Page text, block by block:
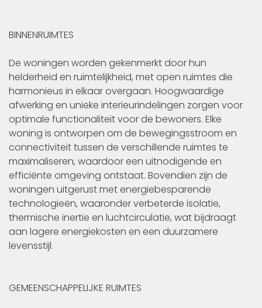
BINNENRUIMTES
De woningen worden gekenmerkt door hun
helderheid en ruimtelijkheid, met open ruimtes die
harmonieus in elkaar overgaan. Hoogwaardige
afwerking en unieke interieurindelingen zorgen voor
optimale functionaliteit voor de bewoners. Elke
woning is ontworpen om de bewegingsstroom en
connectiviteit tussen de verschillende ruimtes te
maximaliseren, waardoor een uitnodigende en
efficiënte omgeving ontstaat. Bovendien zijn de
woningen uitgerust met energiebesparende
technologieën, waaronder verbeterde isolatie,
thermische inertie en luchtcirculatie, wat bijdraagt
aan lagere energiekosten en een duurzamere
levensstijl.
GEMEENSCHAPPELIJKE RUIMTES